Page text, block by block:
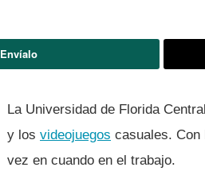
Envíalo
La Universidad de Florida
y los videojuegos casuales. Con
vez en cuando en el trabajo.